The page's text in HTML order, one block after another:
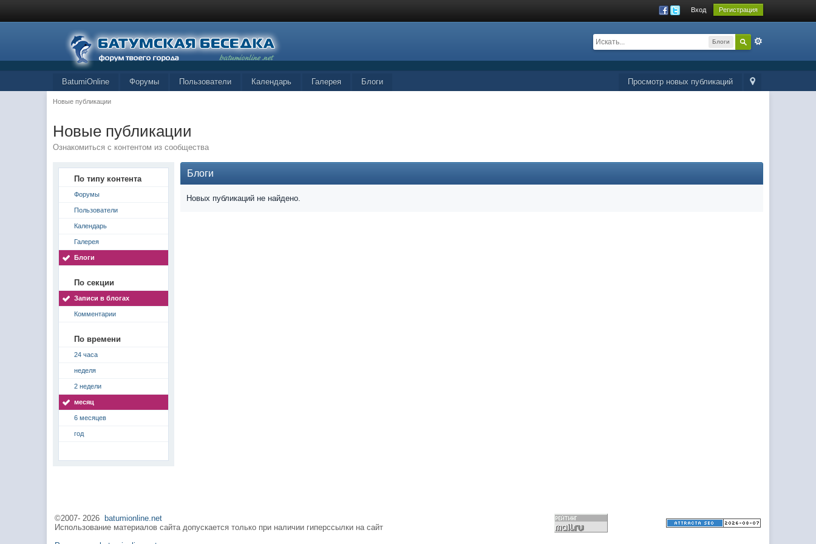
Вход Регистрация
Блоги
Просмотр новых публикаций
BatumiOnline Форумы Пользователи Календарь Галерея Блоги
Новые публикации
Новые публикации
Ознакомиться с контентом из сообщества
По типу контента
Форумы
Пользователи
Календарь
Галерея
Блоги
По секции
Записи в блогах
Комментарии
По времени
24 часа
неделя
2 недели
месяц
6 месяцев
год
Блоги
Новых публикаций не найдено.
©2007-2026
batumionline.net
Использование материалов сайта допускается только при наличии гиперссылки на сайт